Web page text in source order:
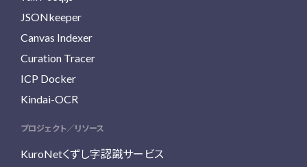
JSONkeeper
Canvas Indexer
Curation Tracer
ICP Docker
Kindai-OCR
プロジェクト／リソース
KuroNetくずし字認識サービス